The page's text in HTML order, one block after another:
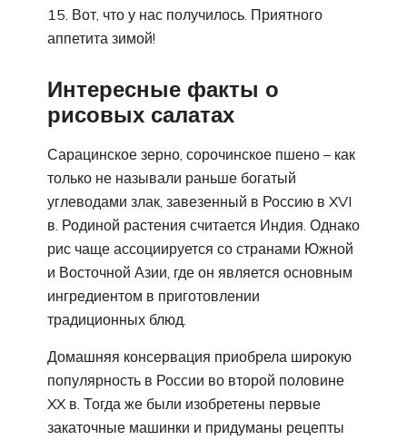
15. Вот, что у нас получилось. Приятного
аппетита зимой!
Интересные факты о
рисовых салатах
Сарацинское зерно, сорочинское пшено – как
только не называли раньше богатый
углеводами злак, завезенный в Россию в XVI
в. Родиной растения считается Индия. Однако
рис чаще ассоциируется со странами Южной
и Восточной Азии, где он является основным
ингредиентом в приготовлении
традиционных блюд.
Домашняя консервация приобрела широкую
популярность в России во второй половине
XX в. Тогда же были изобретены первые
закаточные машинки и придуманы рецепты